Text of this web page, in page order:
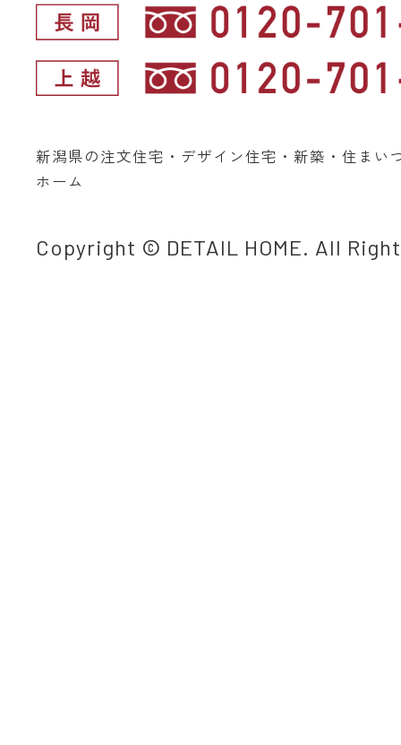
新潟県の注文住宅・デザイン住宅・新築・住まい
ホーム
Copyright © DETAIL HOME. All